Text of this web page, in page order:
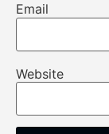
Email
Website